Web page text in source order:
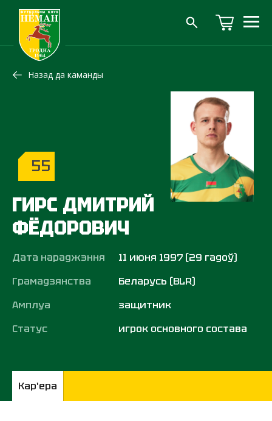
Назад да каманды
55
ГИРС ДМИТРИЙ
ФЁДОРОВИЧ
Дата нараджэння
11 июня 1997 (29 гадоў)
Грамадзянства
Беларусь (BLR)
Амплуа
защитник
Статус
игрок основного состава
Кар'ера